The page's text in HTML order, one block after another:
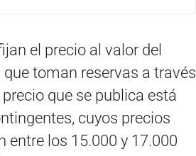
el precio al valor del
toman reservas a través
que se publica está
cuyos precios
entre los 15.000 y 17.000